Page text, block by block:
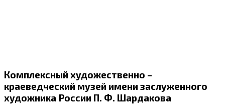
Комплексный художественно –
краеведческий музей имени заслуженного
художника России П. Ф. Шардакова